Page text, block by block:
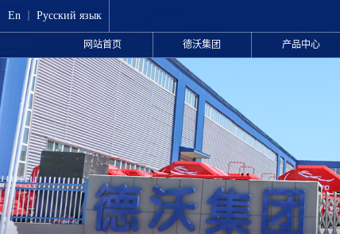
En Русский язык
网站首页 德沃集团 产品中心